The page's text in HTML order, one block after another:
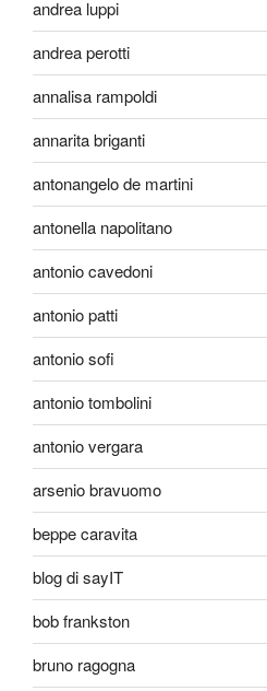
andrea luppi
andrea perotti
annalisa rampoldi
annarita briganti
antonangelo de martini
antonella napolitano
antonio cavedoni
antonio patti
antonio sofi
antonio tombolini
antonio vergara
arsenio bravuomo
beppe caravita
blog di sayIT
bob frankston
bruno ragogna